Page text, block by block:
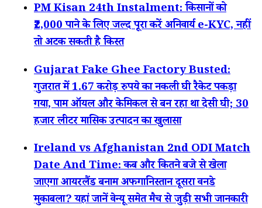
PM Kisan 24th Instalment: किसानों को
₹2,000 पाने के लिए जल्द पूरा करें अनिवार्य e-KYC, नहीं
तो अटक सकती है किस्त
Gujarat Fake Ghee Factory Busted:
गुजरात में 1.67 करोड़ रुपये का नकली घी रैकेट पकड़ा
गया, पाम ऑयल और केमिकल से बन रहा था देसी घी; 30
हजार लीटर मासिक उत्पादन का खुलासा
Ireland vs Afghanistan 2nd ODI Match
Date And Time: कब और कितने बजे से खेला
जाएगा आयरलैंड बनाम अफगानिस्तान दूसरा वनडे
मुकाबला? यहां जानें वेन्यू समेत मैच से जुड़ी सभी जानकारी